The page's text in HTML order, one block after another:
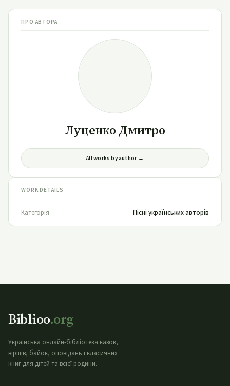
ПРО АВТОРА
Луценко Дмитро
All works by author →
WORK DETAILS
Категорія Пісні українських авторів
Biblioo.org
Українська онлайн-бібліотека казок,
віршів, байок, оповідань і класичних
книг для дітей та всієї родини.